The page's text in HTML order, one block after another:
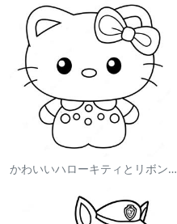
かわいいハローキティとリボンの塗り絵